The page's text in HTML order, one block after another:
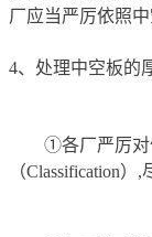
厂应当严厉依照
4、处理中空板的
①各厂严厉对竹
（Classification